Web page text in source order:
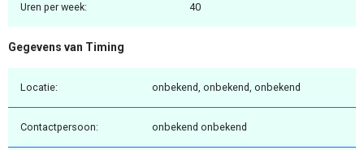
Uren per week: 40
Gegevens van Timing
Locatie: onbekend, onbekend, onbekend
Contactpersoon: onbekend onbekend